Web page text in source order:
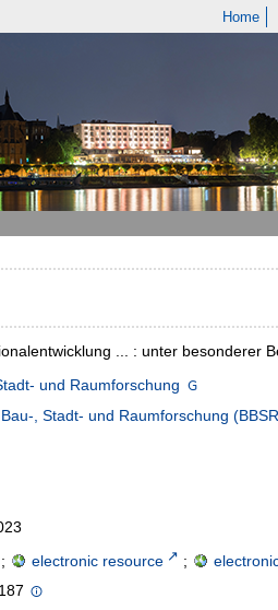
Home
... : unter besonderer
und Raumforschung
, Stadt- und Raumforschung
; electronic resource ;